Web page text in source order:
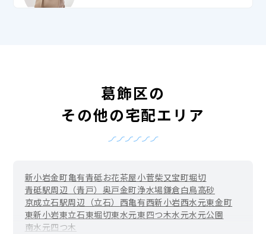
葛飾区の
その他の宅配エリア
新小岩金町亀有青砥お花茶屋小菅柴又宝町堀切
青砥駅周辺（青戸） 奥戸金町浄水場鎌倉白鳥高砂
京成立石駅周辺（立石） 西亀有西新小岩西水元東金町
東新小岩東立石東堀切東水元東四つ木水元水元公園
南水元四つ木